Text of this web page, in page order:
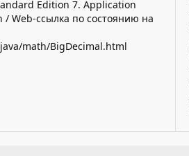
Edition 7. Application
Web-ссылка по состоянию на
math/BigDecimal.html